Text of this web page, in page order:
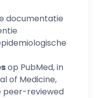
documentatie
op PubMed, in
of Medicine,
peer-reviewed